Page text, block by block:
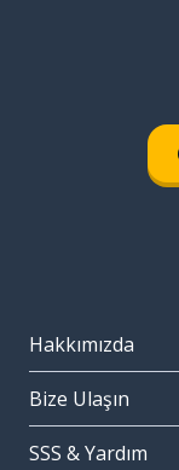
Hakkımızda
Bize Ulaşın
SSS & Yardım